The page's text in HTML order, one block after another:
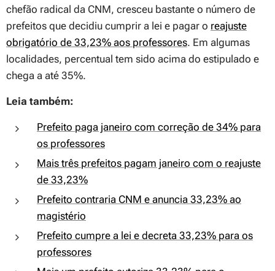
chefão radical da CNM, cresceu bastante o número de
prefeitos que decidiu cumprir a lei e pagar o reajuste
obrigatório de 33,23% aos professores. Em algumas
localidades, percentual tem sido acima do estipulado e
chega a até 35%.
Leia também:
Prefeito paga janeiro com correção de 34% para
os professores
Mais três prefeitos pagam janeiro com o reajuste
de 33,23%
Prefeito contraria CNM e anuncia 33,23% ao
magistério
Prefeito cumpre a lei e decreta 33,23% para os
professores